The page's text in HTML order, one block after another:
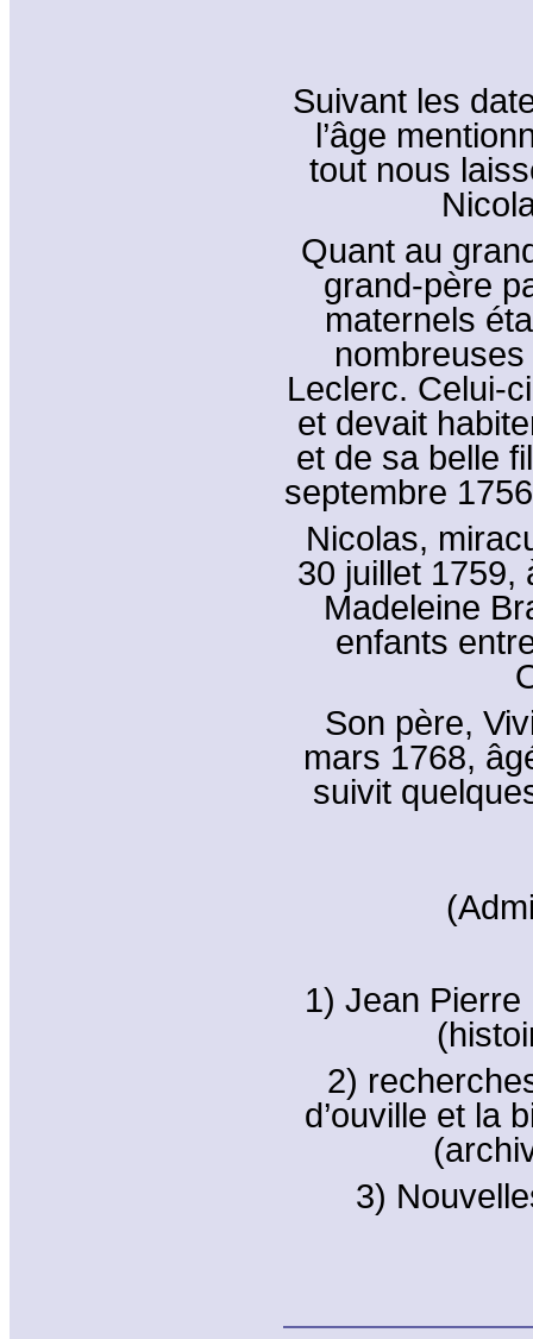
Suivant les
l’âge
tout nous
Quant au
grand-père
maternels
Leclerc. Celui-
et devait
et de sa belle
septembre
Nicolas,
30 juillet 1759,
Madeleine
enfants
Son père,
mars 1768,
suivit
1) Jean
2)
d’ouville et la
3)